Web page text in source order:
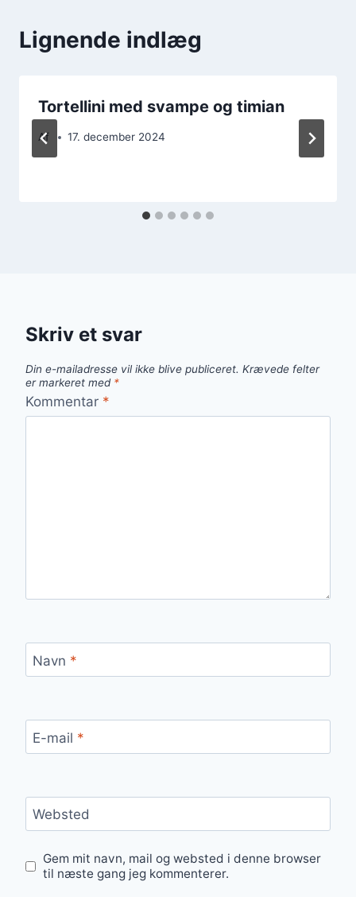
Lignende indlæg
Tortellini med svampe og timian
Af 17. december 2024
Skriv et svar
Din e-mailadresse vil ikke blive publiceret. Krævede felter
er markeret med *
Kommentar *
Navn *
E-mail *
Websted
Gem mit navn, mail og websted i denne browser
til næste gang jeg kommenterer.